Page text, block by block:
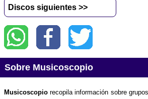
Discos siguientes >>
Sobre Musicoscopio
Musicoscopio recopila información sobre